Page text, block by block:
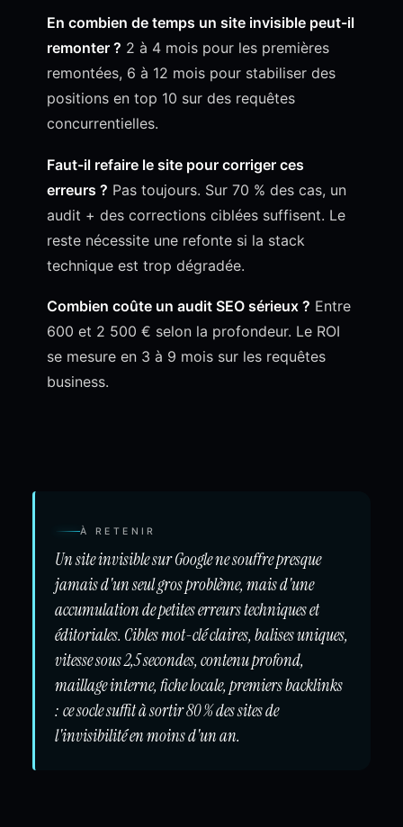
En combien de temps un site invisible peut-il
remonter ? 2 à 4 mois pour les premières
remontées, 6 à 12 mois pour stabiliser des
positions en top 10 sur des requêtes
concurrentielles.
Faut-il refaire le site pour corriger ces
erreurs ? Pas toujours. Sur 70 % des cas, un
audit + des corrections ciblées suffisent. Le
reste nécessite une refonte si la stack
technique est trop dégradée.
Combien coûte un audit SEO sérieux ? Entre
600 et 2 500 € selon la profondeur. Le ROI
se mesure en 3 à 9 mois sur les requêtes
business.
À RETENIR
Un site invisible sur Google ne souffre presque
jamais d'un seul gros problème, mais d'une
accumulation de petites erreurs techniques et
éditoriales. Cibles mot-clé claires, balises uniques,
vitesse sous 2,5 secondes, contenu profond,
maillage interne, fiche locale, premiers backlinks
: ce socle suffit à sortir 80 % des sites de
l'invisibilité en moins d'un an.